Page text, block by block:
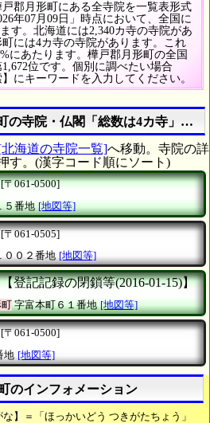
郡月形町にある全寺院を一覧表形式
年07月09日」時点において、全国に
す。北海道には2,340カ寺の寺院があ
には4カ寺の寺院があります。これ
にあたります。樺戸郡月形町の全国
位です。個別に調べたい場合
にキーワードを入力してください。
の寺院・仏閣「総数は4カ寺」の詳
海道の寺院一覧]へ移動。寺院の詳
す。(漢字コード順にソート)
[〒061-0500]
５番地 [地図等]
[〒061-0505]
０２番地 [地図等]
【登記記録の閉鎖等(2016-01-15)】
字富本町６１番地 [地図等]
[〒061-0500]
地 [地図等]
のインフォメーション
】＝「ほっかいどう つきがたちょう」